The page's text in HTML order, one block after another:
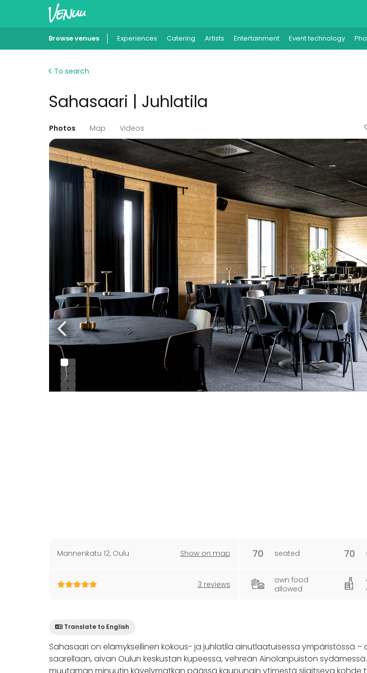
Browse venues Experiences Catering Artists Entertainment Event technology
To search
Sahasaari | Juhlatila
Photos Map Videos
Mannenkatu 12, Oulu Show on map
3 reviews
70 seated 70
own food
allowed
Translate to English
Sahasaari on elämyksellinen kokous- ja juhlatila ainutlaatuisessa ympäristössä –
saarellaan, aivan Oulun keskustan kupeessa, vehreän Ainolanpuiston